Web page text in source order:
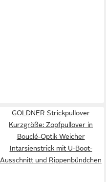
GOLDNER Strickpullover
Kurzgröße: Zopfpullover in
Bouclé-Optik Weicher
Intarsienstrick mit U-Boot-
Ausschnitt und Rippenbündchen